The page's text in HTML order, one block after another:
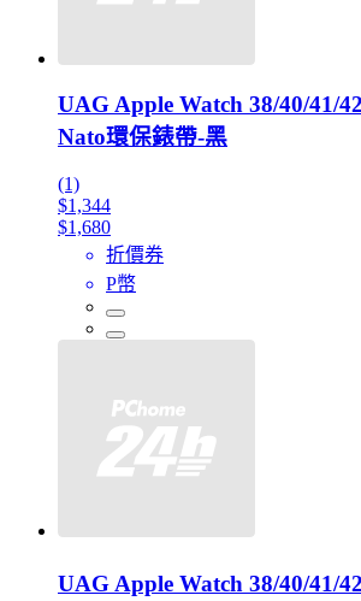
UAG Apple Watch 38/40/41/
Nato環保錶帶-黑
(1)
$1,344
$1,680
折價券
P幣
UAG Apple Watch 38/40/41/